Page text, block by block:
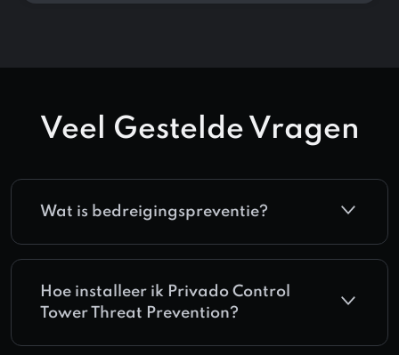
Veel Gestelde Vragen
Wat is bedreigingspreventie?
Hoe installeer ik Privado Control
Tower Threat Prevention?